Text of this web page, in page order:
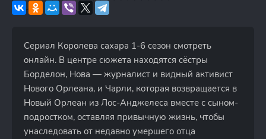
Сериал Королева сахара 1-6 сезон смотреть
онлайн. В центре сюжета находятся сёстры
Борделон, Нова — журналист и видный активист
Нового Орлеана, и Чарли, которая возвращается в
Новый Орлеан из Лос-Анджелеса вместе с сыном-
подростком, оставляя привычную жизнь, чтобы
унаследовать от недавно умершего отца